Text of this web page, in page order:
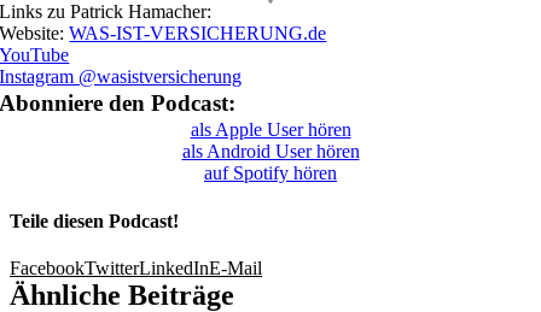
Links zu Patrick Hamacher:
Website:WAS-IST-VERSICHERUNG.de
YouTube
Instagram @wasistversicherung
Abonniere den Podcast:
als Apple User hören
als Android User hören
auf Spotify hören
Teile diesen Podcast!
FacebookTwitterLinkedInE-Mail
Ähnliche Beiträge